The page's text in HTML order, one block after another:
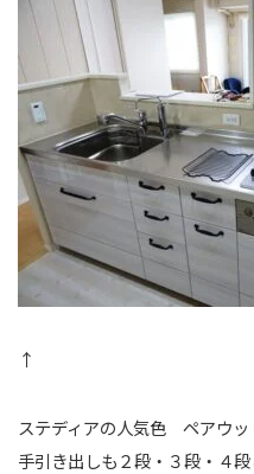
↑
ステディアの人気色 ペアウッ
手引き出しも２段・３段・４